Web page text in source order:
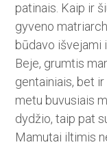
patinais. Kaip ir
gyveno
būdavo iš­vejami
Beje, grumtis
gentainiais, bet
metu buvusiais
dydžio, taip pat
Mamutai iltimis